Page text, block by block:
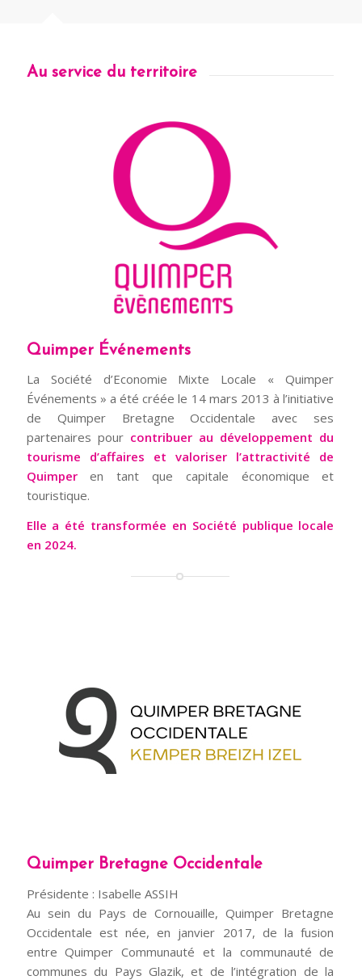
Au service du territoire
Quimper Événements
La Société d’Economie Mixte Locale « Quimper
Événements » a été créée le 14 mars 2013 à l’initiative
de Quimper Bretagne Occidentale avec ses
partenaires pour contribuer au développement du
tourisme d’affaires et valoriser l’attractivité de
Quimperen tant que capitale économique et
touristique.
Elle a été transformée en Société publique locale
en 2024.
Quimper Bretagne Occidentale
Présidente : Isabelle ASSIH
Au sein du Pays de Cornouaille, Quimper Bretagne
Occidentale est née, en janvier 2017, de la fusion
entre Quimper Communauté et la communauté de
communes du Pays Glazik, et de l’intégration de la